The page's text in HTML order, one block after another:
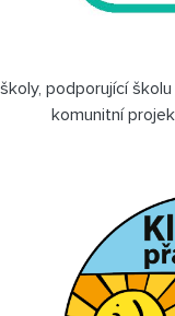
podporující
komunitní